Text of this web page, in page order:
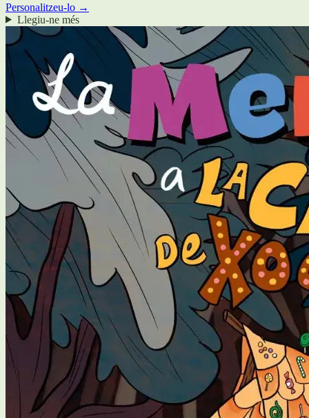
Personalitzeu-lo →
Llegiu-ne més